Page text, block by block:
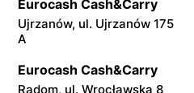
Eurocash Cash&Carry
Ujrzanów, ul. Ujrzanów 175
A
Eurocash Cash&Carry
Radom, ul. Wrocławska 8